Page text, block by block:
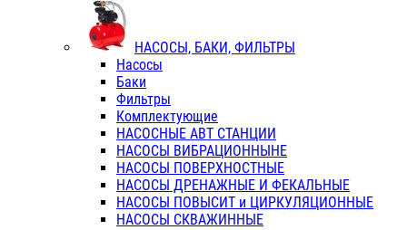
НАСОСЫ, БАКИ, ФИЛЬТРЫ
Насосы
Баки
Фильтры
Комплектующие
НАСОСНЫЕ АВТ СТАНЦИИ
НАСОСЫ ВИБРАЦИОННЫНЕ
НАСОСЫ ПОВЕРХНОСТНЫЕ
НАСОСЫ ДРЕНАЖНЫЕ И ФЕКАЛЬНЫЕ
НАСОСЫ ПОВЫСИТ и ЦИРКУЛЯЦИОННЫЕ
НАСОСЫ СКВАЖИННЫЕ